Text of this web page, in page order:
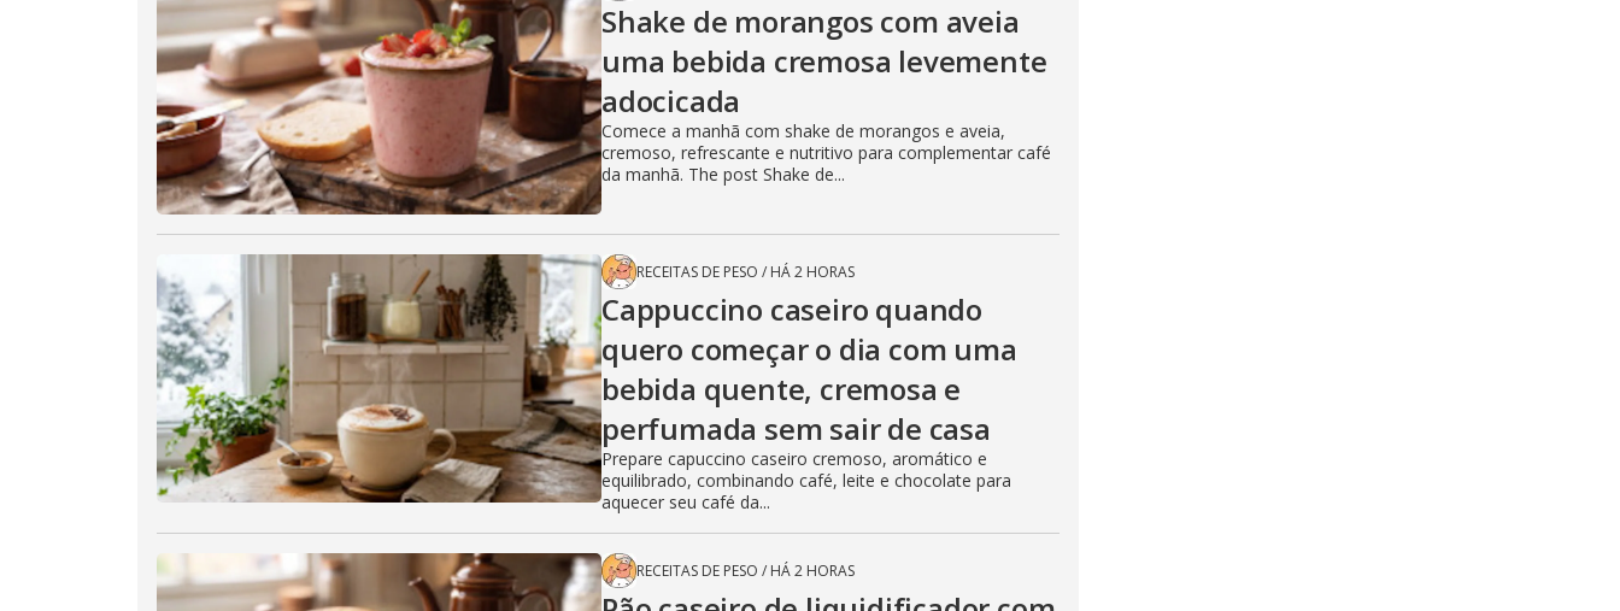
Shake de morangos com aveia
uma bebida cremosa levemente
adocicada
Comece a manhã com shake de morangos e aveia,
cremoso, refrescante e nutritivo para complementar café
da manhã. The post Shake de...
RECEITAS DE PESO / HÁ 2 HORAS
Cappuccino caseiro quando
quero começar o dia com uma
bebida quente, cremosa e
perfumada sem sair de casa
Prepare capuccino caseiro cremoso, aromático e
equilibrado, combinando café, leite e chocolate para
aquecer seu café da...
RECEITAS DE PESO / HÁ 2 HORAS